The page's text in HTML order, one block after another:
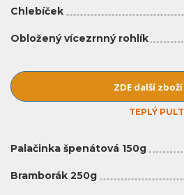
Chlebíček
Obložený vícezrnný rohlík
ZDE další zboží
TEPLÝ PULT
Palačinka špenátová 150g
Bramborák 250g